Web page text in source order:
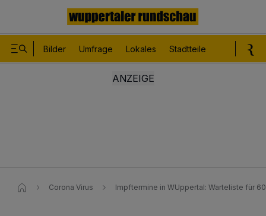
Bilder Umfrage Lokales Stadtteile
Corona Virus Impftermine in WUppertal: Warteliste für